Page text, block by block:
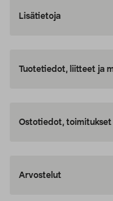
Lisätietoja
Tuotetiedot, liitteet ja
Ostotiedot, toimitukset
Arvostelut